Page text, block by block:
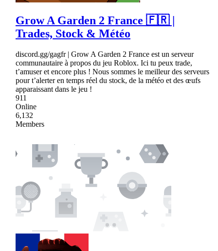
Grow A Garden 2 France 🇫🇷 |
Trades, Stock & Météo
discord.gg/gagfr | Grow A Garden 2 France est un serveur
communautaire à propos du jeu Roblox. Ici tu peux trade,
t’amuser et encore plus ! Nous sommes le meilleur des serveurs
pour t’alerter en temps réel du stock, de la météo et des œufs
apparaissant dans le jeu !
911
Online
6,132
Members